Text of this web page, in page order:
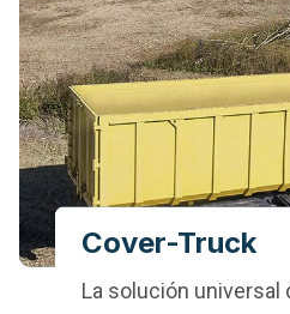
Cover-Truck
La solución universal